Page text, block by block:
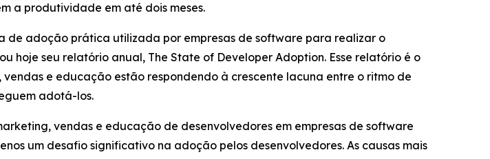
a produtividade em até dois meses.
de adoção prática utilizada por empresas de software para realizar o
hoje seu relatório anual, The State of Developer Adoption. Esse relatório é o
e educação estão respondendo à crescente lacuna entre o ritmo de
adotá-los.
vendas e educação de desenvolvedores em empresas de software
um desafio significativo na adoção pelos desenvolvedores. As causas mais